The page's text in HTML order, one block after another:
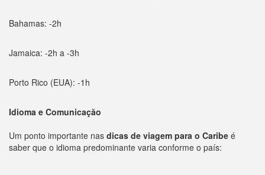
Bahamas: -2h
Jamaica: -2h a -3h
Porto Rico (EUA): -1h
Idioma e Comunicação
Um ponto importante nas dicas de viagem para o Caribe é
saber que o idioma predominante varia conforme o país: